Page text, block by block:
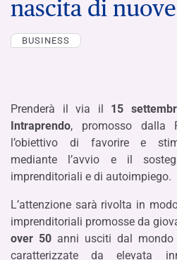
nascita di
BUSINESS
Prenderà il via il 15
Intraprendo, promosso dalla
l’obiettivo di favorire e
mediante l’avvio e il
imprenditoriali e di autoimpiego.
L’attenzione sarà rivolta in
imprenditoriali promosse da
over 50anni usciti dal mondo
caratterizzate da elevata